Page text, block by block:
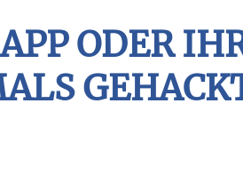
ODER